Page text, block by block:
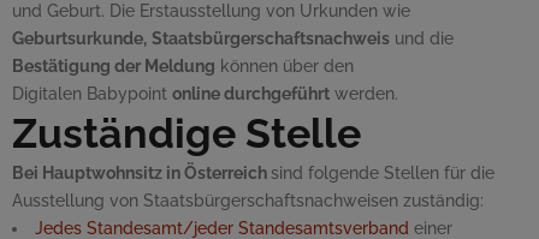
und Geburt. Die Erstausstellung von Urkunden wie
Geburtsurkunde, Staatsbürgerschaftsnachweis und die
Bestätigung der Meldung können über den
Digitalen Babypoint onlinedurchgeführt werden.
Zuständige Stelle
Bei Hauptwohnsitz in Österreichsind folgende Stellen für die
Ausstellung von Staatsbürgerschaftsnachweisen zuständig:
Jedes Standesamt/jeder Standesamtsverband einer